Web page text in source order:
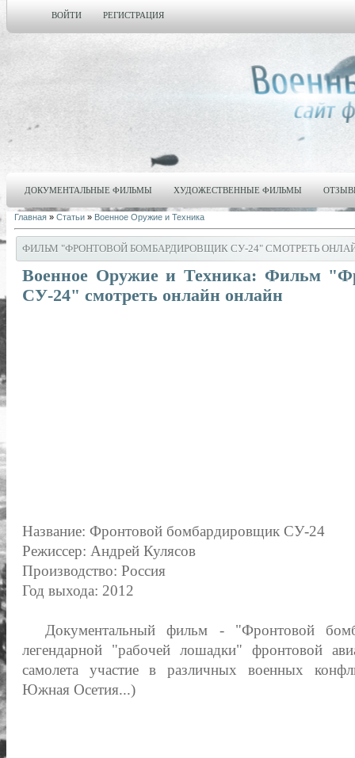
ВОЙТИ РЕГИСТРАЦИЯ
ДОКУМЕНТАЛЬНЫЕ ФИЛЬМЫ ХУДОЖЕСТВЕННЫЕ ФИЛЬМЫ
Главная » Статьи » Военное Оружие и Техника
ФИЛЬМ "ФРОНТОВОЙ БОМБАРДИРОВЩИК СУ-24" СМОТРЕТЬ
Военное Оружие и Техника: Фильм
СУ-24" смотреть онлайн онлайн
Название: Фронтовой бомбардировщик СУ-24
Режиссер: Андрей Кулясов
Производство: Россия
Год выхода: 2012
Документальный фильм - "Фронтовой
легендарной "рабочей лошадки" фронтовой
самолета участие в различных военных
Южная Осетия...)